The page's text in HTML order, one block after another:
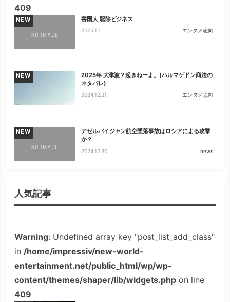
409
NEW 害国人 駆除ビジネス
2025.1.1 エンタメ志向
NEW
2025年 大津波？起きねーよ。(ハルマゲドン商法の
ネタバレ)
2024.12.31 エンタメ志向
NEW
アゼルバイジャン航空墜落事故はロシアによる攻撃
か？
2024.12.30 news
人気記事
Warning: Undefined array key "post_list_add_class"
in /home/impressiv/new-world-
entertainment.net/public_html/wp/wp-
content/themes/shaper/lib/widgets.php on line
409